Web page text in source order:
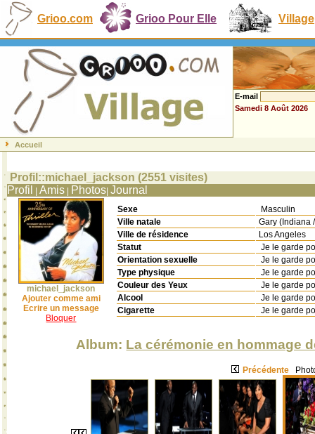
Grioo.com Grioo Pour Elle Village
E-mail
Samedi 8 Août 2026
Accueil
Profil::michael_jackson (2551 visites)
Profil
Amis Photos Journal
michael_jackson
Ajouter comme ami
Ecrire un message
Bloquer
Sexe
Masculin
Ville natale
Gary (Indiana
Ville de résidence
Los Angeles
Statut
Je le garde
Orientation sexuelle
Je le garde
Type physique
Je le garde
Couleur des Yeux
Je le garde
Alcool
Je le garde
Cigarette
Je le garde
Album: La cérémonie en hommage
Précédente